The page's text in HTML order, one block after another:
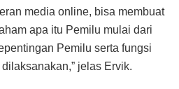
media online, bisa membuat
apa itu Pemilu mulai dari
Pemilu serta fungsi
jelas Ervik.